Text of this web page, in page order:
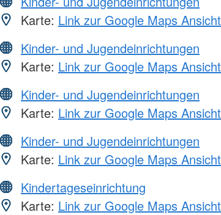
Karte: Link zur Google Maps Ansicht
Kinder- und Jugendeinrichtungen
Karte: Link zur Google Maps Ansicht
Kinder- und Jugendeinrichtungen
Karte: Link zur Google Maps Ansicht
Kinder- und Jugendeinrichtungen
Karte: Link zur Google Maps Ansicht
Kindertageseinrichtung
Karte: Link zur Google Maps Ansicht